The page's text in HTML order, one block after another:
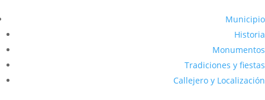
Municipio
Historia
Monumentos
Tradiciones y fiestas
Callejero y Localización